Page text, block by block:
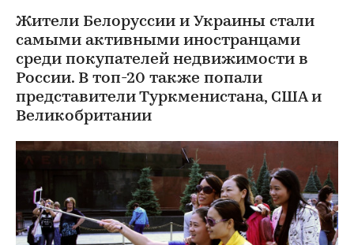
Жители Белоруссии и Украины стали
самыми активными иностранцами
среди покупателей недвижимости в
России. В топ-20 также попали
представители Туркменистана, США и
Великобритании